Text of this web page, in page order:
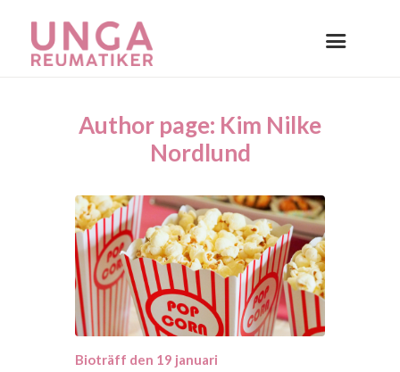
Author page: Kim Nilke
Nordlund
Bioträff den 19 januari